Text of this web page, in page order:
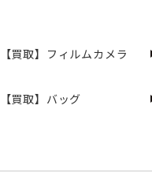
【買取】フィルムカメラ
【買取】バッグ